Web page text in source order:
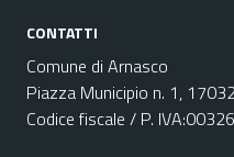
CONTATTI
Comune di Arnasco
Piazza Municipio n. 1,
Codice fiscale / P.